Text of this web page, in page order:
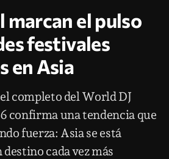
marcan el pulso
festivales
en Asia
completo del World DJ
confirma una tendencia que
fuerza: Asia se está
cada vez más